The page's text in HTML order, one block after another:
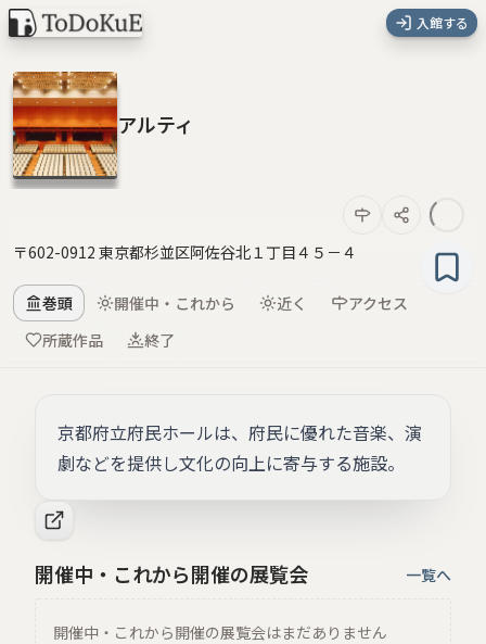
入館する
アルティ
〒602-0912 東京都杉並区阿佐谷北１丁目４５－４
巻頭 開催中・これから 近く
アクセス
所蔵作品
終了
京都府立府民ホールは、府民に優れた音楽、演
劇などを提供し文化の向上に寄与する施設。
開催中・これから開催の展覧会 一覧へ
開催中・これから開催の展覧会はまだありません